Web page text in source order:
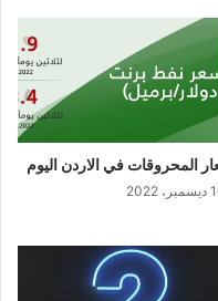
المحروقات في الاردن اليوم
2022